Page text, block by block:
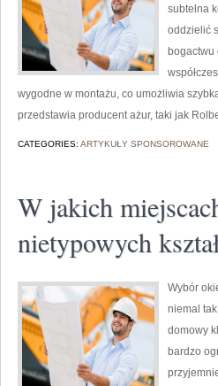
subtelna
oddzielić
bogactwu
wygodne w montażu, co umożliwia
przedstawia producent ażur, taki jak
CATEGORIES: ARTYKUŁY SPONSOROWANE
W jakich
nietypowych
Wybór
niemal
domowy
bardzo